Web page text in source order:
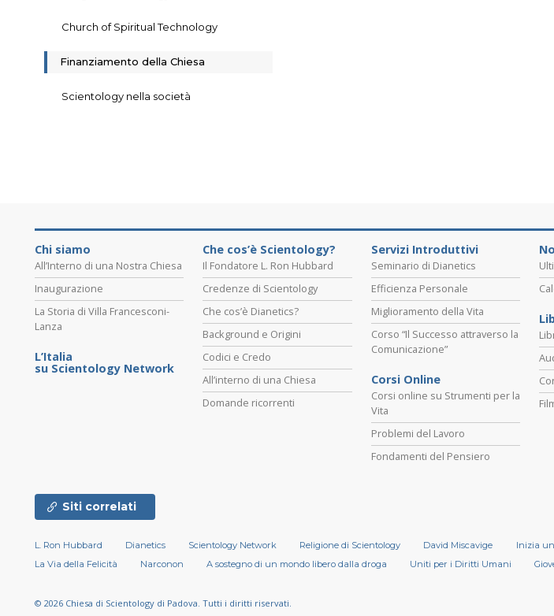
Church of Spiritual Technology
Finanziamento della Chiesa
Scientology nella società
Chi siamo
All’Interno di una Nostra Chiesa
Inaugurazione
La Storia di Villa Francesconi-
Lanza
L’Italia
su Scientology Network
Che cos’è Scientology?
Il Fondatore L. Ron Hubbard
Credenze di Scientology
Che cos’è Dianetics?
Background e Origini
Codici e Credo
All’interno di una Chiesa
Domande ricorrenti
Servizi Introduttivi
Seminario di Dianetics
Efficienza Personale
Miglioramento della Vita
Corso “Il Successo attraverso la
Comunicazione”
Corsi Online
Corsi online su Strumenti per la
Vita
Problemi del Lavoro
Fondamenti del Pensiero
Siti correlati
L. Ron Hubbard Dianetics Scientology Network Religione di Scientology David Miscavige Inizia
La Via della Felicità
Narconon A sostegno di un mondo libero dalla droga Uniti per i Diritti Umani
© 2026 Chiesa di Scientology di Padova. Tutti i diritti riservati.